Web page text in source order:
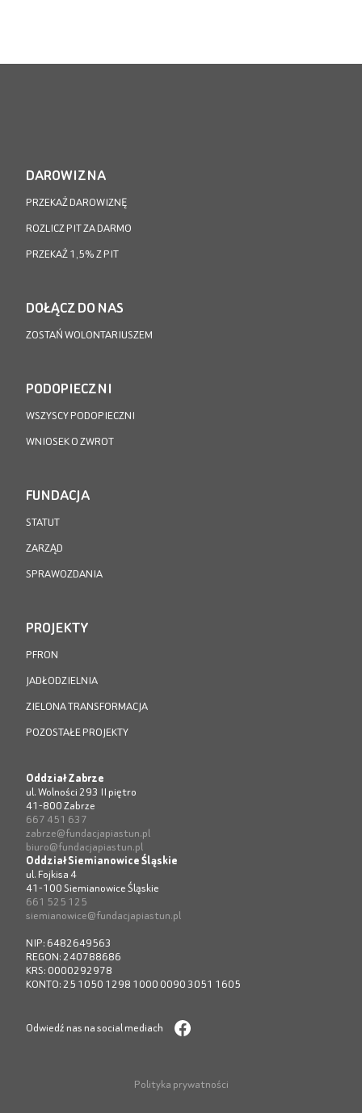
DAROWIZNA
PRZEKAŻ DAROWIZNĘ
ROZLICZ PIT ZA DARMO
PRZEKAŻ 1,5% Z PIT
DOŁĄCZ DO NAS
ZOSTAŃ WOLONTARIUSZEM
PODOPIECZNI
WSZYSCY PODOPIECZNI
WNIOSEK O ZWROT
FUNDACJA
STATUT
ZARZĄD
SPRAWOZDANIA
PROJEKTY
PFRON
JADŁODZIELNIA
ZIELONA TRANSFORMACJA
POZOSTAŁE PROJEKTY
Oddział Zabrze
ul. Wolności 293 II piętro
41-800 Zabrze
667 451 637
zabrze@fundacjapiastun.pl
biuro@fundacjapiastun.pl
Oddział Siemianowice Śląskie
ul. Fojkisa 4
41-100 Siemianowice Śląskie
661 525 125
siemianowice@fundacjapiastun.pl
NIP: 6482649563
REGON: 240788686
KRS: 0000292978
KONTO: 25 1050 1298 1000 0090 3051 1605
Odwiedź nas na social mediach
Polityka prywatności